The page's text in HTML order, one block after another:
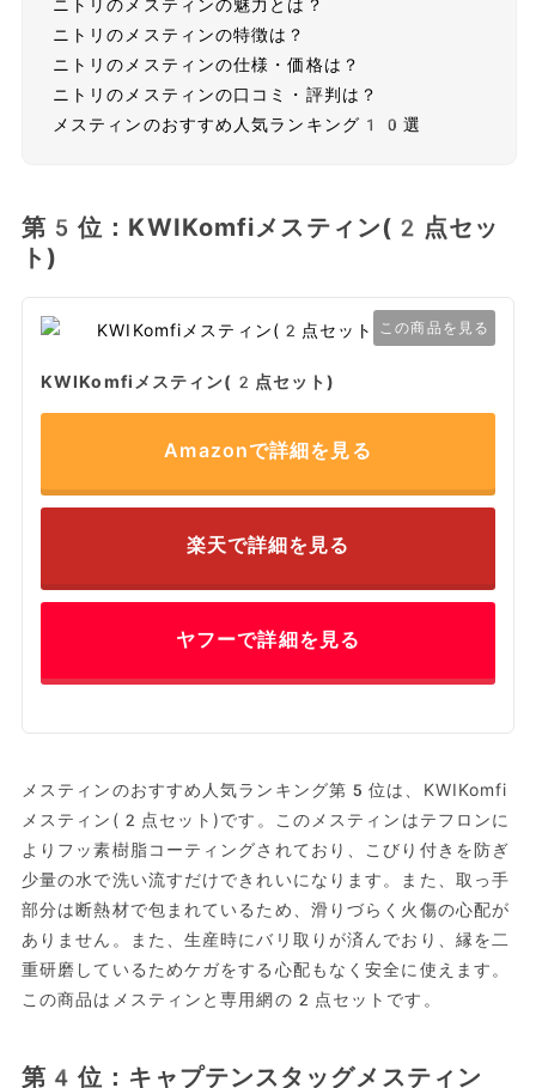
ニトリのメスティンの魅力とは？
ニトリのメスティンの特徴は？
ニトリのメスティンの仕様・価格は？
ニトリのメスティンの口コミ・評判は？
メスティンのおすすめ人気ランキング10選
第5位：KWIKomfiメスティン(2点セッ
ト)
この商品を見る
KWIKomfiメスティン(2点セット)
Amazonで詳細を見る
楽天で詳細を見る
ヤフーで詳細を見る
メスティンのおすすめ人気ランキング第5位は、KWIKomfi
メスティン(2点セット)です。このメスティンはテフロンに
よりフッ素樹脂コーティングされており、こびり付きを防ぎ
少量の水で洗い流すだけできれいになります。また、取っ手
部分は断熱材で包まれているため、滑りづらく火傷の心配が
ありません。また、生産時にバリ取りが済んでおり、縁を二
重研磨しているためケガをする心配もなく安全に使えます。
この商品はメスティンと専用網の2点セットです。
第4位：キャプテンスタッグメスティン